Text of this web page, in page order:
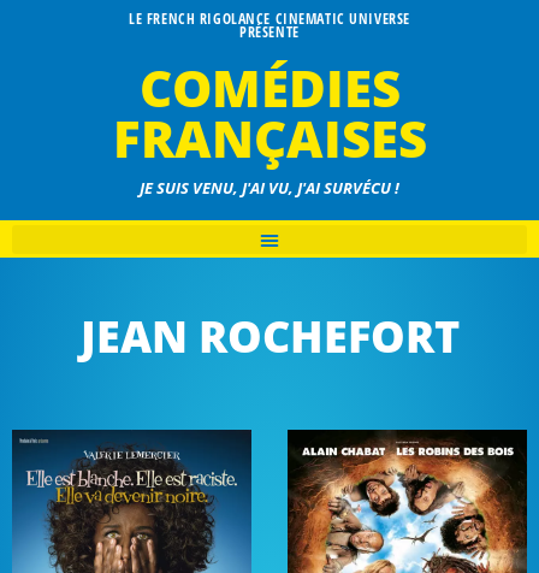
LE FRENCH RIGOLANCE CINEMATIC UNIVERSE
PRÉSENTE
COMÉDIES
FRANÇAISES
JE SUIS VENU, J'AI VU, J'AI SURVÉCU !
JEAN ROCHEFORT